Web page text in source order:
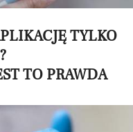
TYLKO
TO PRAWDA